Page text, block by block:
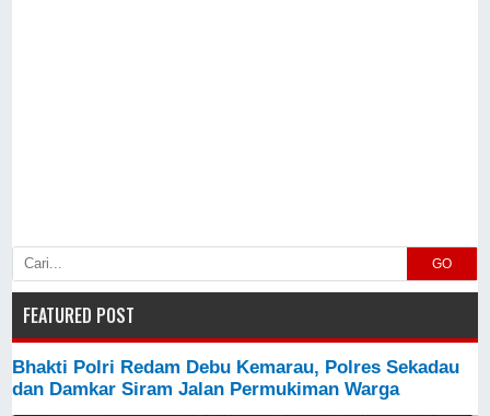
GO
FEATURED POST
Bhakti Polri Redam Debu Kemarau, Polres Sekadau
dan Damkar Siram Jalan Permukiman Warga